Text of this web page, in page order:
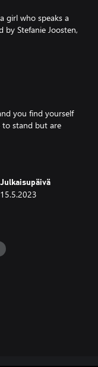
girl who speaks a
by Stefanie Joosten,
you find yourself
to stand but are
at you with cold
Julkaisupäivä
15.5.2023